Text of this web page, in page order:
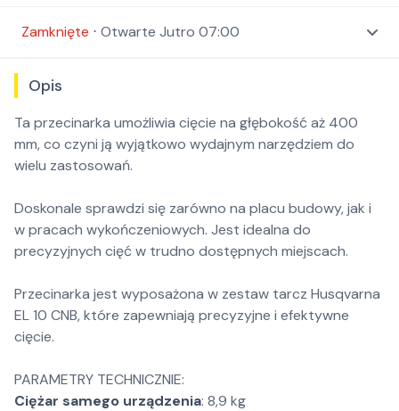
Zamknięte ⋅ Otwarte Jutro 07:00
Opis
Ta przecinarka umożliwia cięcie na głębokość aż 400
mm, co czyni ją wyjątkowo wydajnym narzędziem do
wielu zastosowań.
Doskonale sprawdzi się zarówno na placu budowy, jak i
w pracach wykończeniowych. Jest idealna do
precyzyjnych cięć w trudno dostępnych miejscach.
Przecinarka jest wyposażona w zestaw tarcz Husqvarna
EL 10 CNB, które zapewniają precyzyjne i efektywne
cięcie.
PARAMETRY TECHNICZNIE:
Ciężar samego urządzenia: 8,9 kg